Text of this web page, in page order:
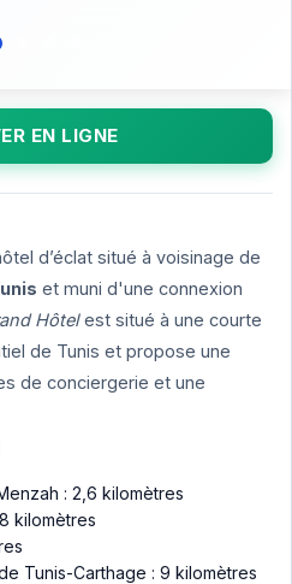
EN LIGNE
d’éclat situé à voisinage de
et muni d'une connexion
Hôtelest situé à une courte
de Tunis et propose une
de conciergerie et une
: 2,6 kilomètres
kilomètres
Tunis-Carthage : 9 kilomètres